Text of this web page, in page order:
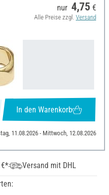
nur 4,75 €
Alle Preise zzgl. Versand
In den Warenkorb
11.08.2026 - Mittwoch, 12.08.2026
€*
Versand mit DHL